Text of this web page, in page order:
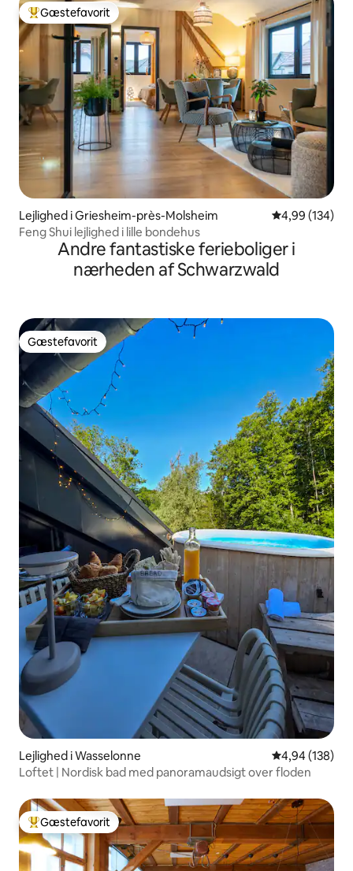
Bedste gæstefavorit
Gæstefavorit
Lejlighed i Griesheim-près-Molsheim 4,99 ud af 5 i
4,99 (134)
Feng Shui lejlighed i lille bondehus
Andre fantastiske ferieboliger i
nærheden af Schwarzwald
Gæstefavorit
Gæstefavorit
Lejlighed i Wasselonne 4,94 ud af 5 i
4,94 (138)
Loftet | Nordisk bad med panoramaudsigt over floden
Bedste gæstefavorit
Gæstefavorit